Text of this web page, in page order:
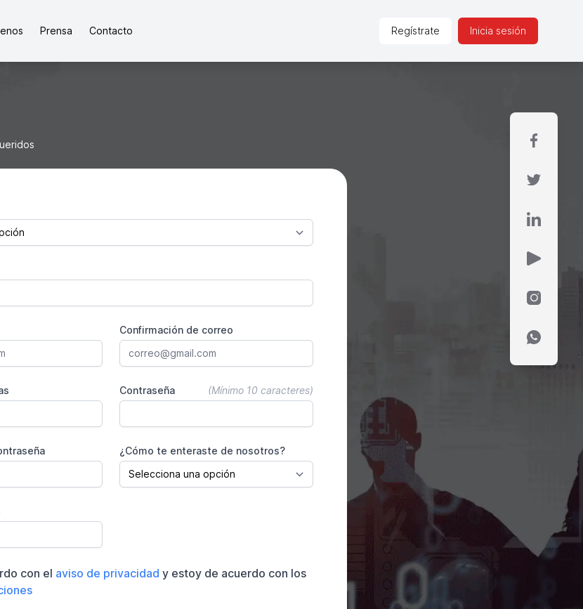
Prensa Contacto Regístrate Inicia sesión
Confirmación de correo
Contraseña (Mínimo 10 caracteres)
¿Cómo te enteraste de nosotros?
con el aviso de privacidad y estoy de acuerdo con los